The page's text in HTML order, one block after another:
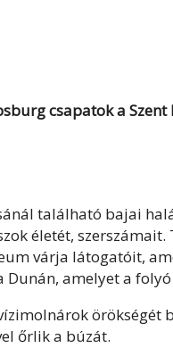
csapatok a Szent
található bajai
életét, szerszámait.
várja látogatóit,
amelyet a
örökségét
őrlik a búzát.